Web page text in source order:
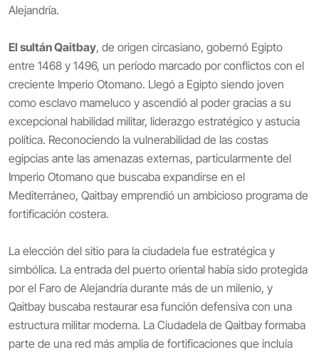
Alejandría.
El sultán Qaitbay, de origen circasiano, gobernó Egipto
entre 1468 y 1496, un período marcado por conflictos con el
creciente Imperio Otomano. Llegó a Egipto siendo joven
como esclavo mameluco y ascendió al poder gracias a su
excepcional habilidad militar, liderazgo estratégico y astucia
política. Reconociendo la vulnerabilidad de las costas
egipcias ante las amenazas externas, particularmente del
Imperio Otomano que buscaba expandirse en el
Mediterráneo, Qaitbay emprendió un ambicioso programa de
fortificación costera.
La elección del sitio para la ciudadela fue estratégica y
simbólica. La entrada del puerto oriental había sido protegida
por el Faro de Alejandría durante más de un milenio, y
Qaitbay buscaba restaurar esa función defensiva con una
estructura militar moderna. La Ciudadela de Qaitbay formaba
parte de una red más amplia de fortificaciones que incluía